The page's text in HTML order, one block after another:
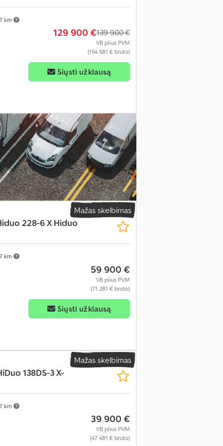
km
129 900 €139 900 €
VB plius PVM
(154 581 € bruto)
Siųsti užklausą
Mažas skelbimas
km
228-6 X Hiduo
59 900 €
VB plius PVM
(71 281 € bruto)
Siųsti užklausą
Mažas skelbimas
km
138DS-3 X-
39 900 €
VB plius PVM
(47 481 € bruto)